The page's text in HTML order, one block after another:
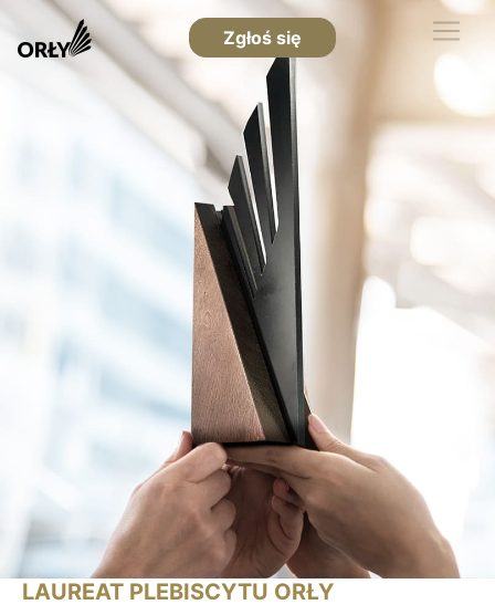
Zgłoś się
LAUREAT PLEBISCYTU ORŁY